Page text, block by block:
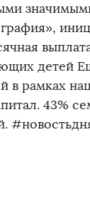
детей
рамках
43%